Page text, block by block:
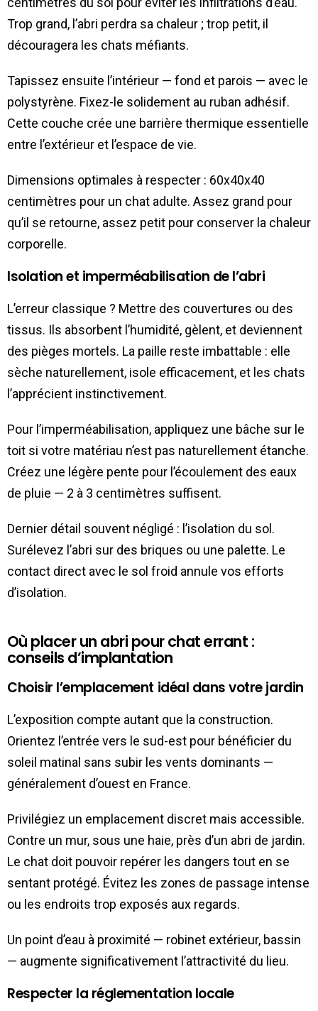
Trop grand, l’abri perdra sa chaleur ; trop petit, il
découragera les chats méfiants.
Tapissez ensuite l’intérieur — fond et parois — avec le
polystyrène. Fixez-le solidement au ruban adhésif.
Cette couche crée une barrière thermique essentielle
entre l’extérieur et l’espace de vie.
Dimensions optimales à respecter : 60x40x40
centimètres pour un chat adulte. Assez grand pour
qu’il se retourne, assez petit pour conserver la chaleur
corporelle.
Isolation et imperméabilisation de l’abri
L’erreur classique ? Mettre des couvertures ou des
tissus. Ils absorbent l’humidité, gèlent, et deviennent
des pièges mortels. La paille reste imbattable : elle
sèche naturellement, isole efficacement, et les chats
l’apprécient instinctivement.
Pour l’imperméabilisation, appliquez une bâche sur le
toit si votre matériau n’est pas naturellement étanche.
Créez une légère pente pour l’écoulement des eaux
de pluie — 2 à 3 centimètres suffisent.
Dernier détail souvent négligé : l’isolation du sol.
Surélevez l’abri sur des briques ou une palette. Le
contact direct avec le sol froid annule vos efforts
d’isolation.
Où placer un abri pour chat errant :
conseils d’implantation
Choisir l’emplacement idéal dans votre jardin
L’exposition compte autant que la construction.
Orientez l’entrée vers le sud-est pour bénéficier du
soleil matinal sans subir les vents dominants —
généralement d’ouest en France.
Privilégiez un emplacement discret mais accessible.
Contre un mur, sous une haie, près d’un abri de jardin.
Le chat doit pouvoir repérer les dangers tout en se
sentant protégé. Évitez les zones de passage intense
ou les endroits trop exposés aux regards.
Un point d’eau à proximité — robinet extérieur, bassin
— augmente significativement l’attractivité du lieu.
Respecter la réglementation locale